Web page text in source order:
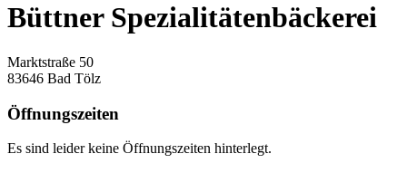
Büttner Spezialitätenbäckerei
Marktstraße 50
83646 Bad Tölz
Öffnungszeiten
Es sind leider keine Öffnungszeiten hinterlegt.